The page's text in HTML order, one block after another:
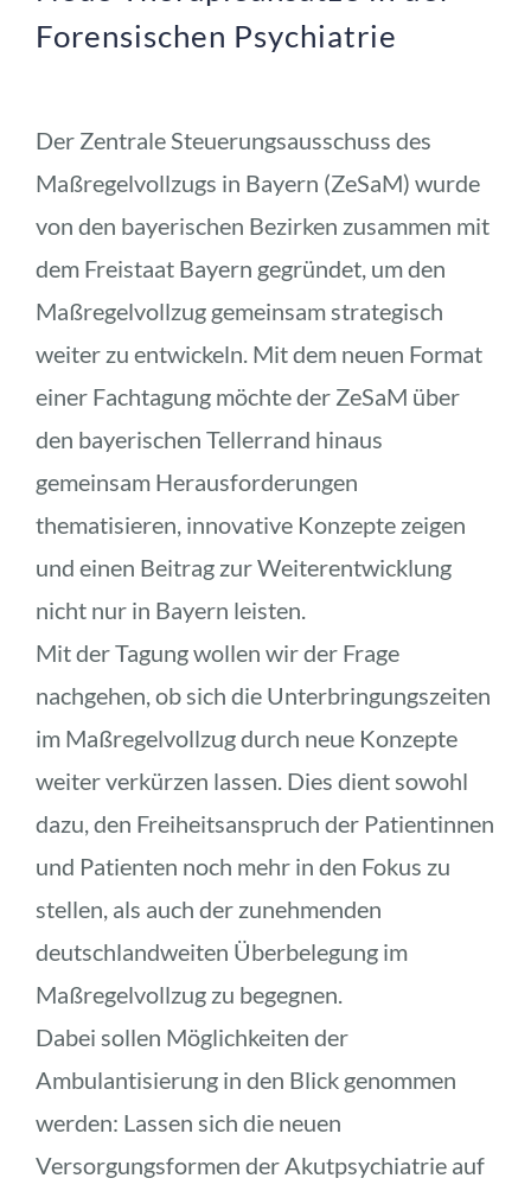
Forensischen Psychiatrie
Der Zentrale Steuerungsausschuss des
Maßregelvollzugs in Bayern (ZeSaM) wurde
von den bayerischen Bezirken zusammen mit
dem Freistaat Bayern gegründet, um den
Maßregelvollzug gemeinsam strategisch
weiter zu entwickeln. Mit dem neuen Format
einer Fachtagung möchte der ZeSaM über
den bayerischen Tellerrand hinaus
gemeinsam Herausforderungen
thematisieren, innovative Konzepte zeigen
und einen Beitrag zur Weiterentwicklung
nicht nur in Bayern leisten.
Mit der Tagung wollen wir der Frage
nachgehen, ob sich die Unterbringungszeiten
im Maßregelvollzug durch neue Konzepte
weiter verkürzen lassen. Dies dient sowohl
dazu, den Freiheitsanspruch der Patientinnen
und Patienten noch mehr in den Fokus zu
stellen, als auch der zunehmenden
deutschlandweiten Überbelegung im
Maßregelvollzug zu begegnen.
Dabei sollen Möglichkeiten der
Ambulantisierung in den Blick genommen
werden: Lassen sich die neuen
Versorgungsformen der Akutpsychiatrie auf